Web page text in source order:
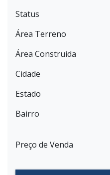
Status
Área Terreno
Área Construida
Cidade
Estado
Bairro
Preço de Venda